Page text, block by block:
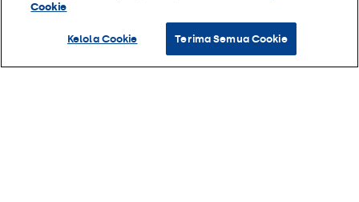
Cookie
Kelola Cookie Terima Semua Cookie